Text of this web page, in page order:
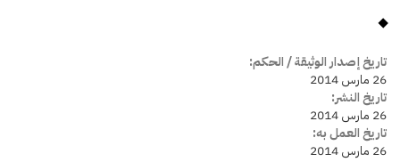
تاريخ إصدار الوثيقة / الحكم:
26 مارس 2014
تاريخ النشر:
26 مارس 2014
تاريخ العمل به:
26 مارس 2014